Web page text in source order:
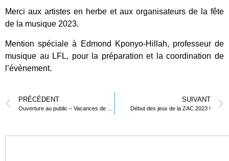
Merci aux artistes en herbe et aux organisateurs de la fête
de la musique 2023.
Mention spéciale à Edmond Kponyo-Hillah, professeur de
musique au LFL, pour la préparation et la coordination de
l’évènement.
PRÉCÉDENT SUIVANT
Début des jeux de la ZAC 2023 !